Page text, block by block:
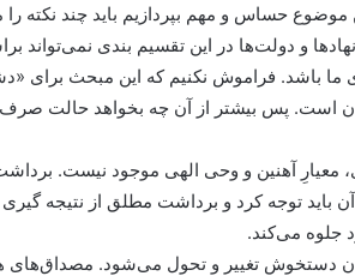
موضوع حساس و مهم بپردازیم باید چند نکته
و دولت‌ها در این تقسیم بندی نمی‌تواند
ما باشد. فراموش نکنیم که این مبحث
است. پس بیشتر از آن چه بخواهد حالت صرف
معیارِ آهنین و وحی الهی موجود نیست.
آن باید توجه کرد و برداشت مطلق از نتیجه
جلوه می‌کند.
دستخوش تغییر و تحول می‌شود.